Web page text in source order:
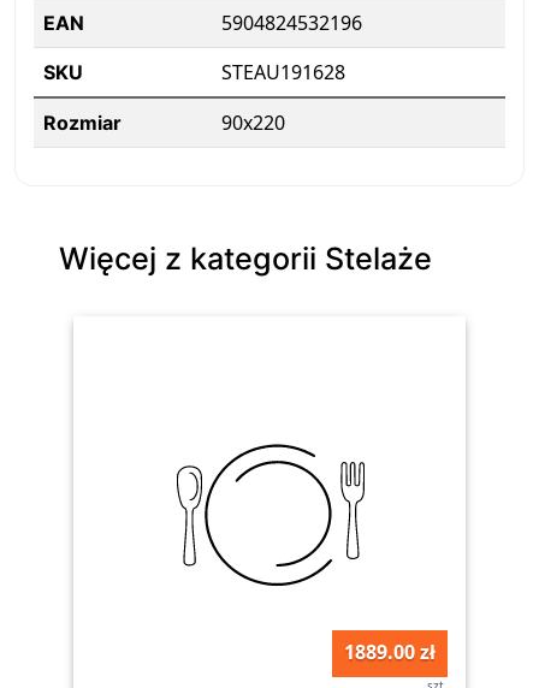
EAN 5904824532196
SKU STEAU191628
Rozmiar 90x220
Więcej z kategorii Stelaże
1889.00 zł